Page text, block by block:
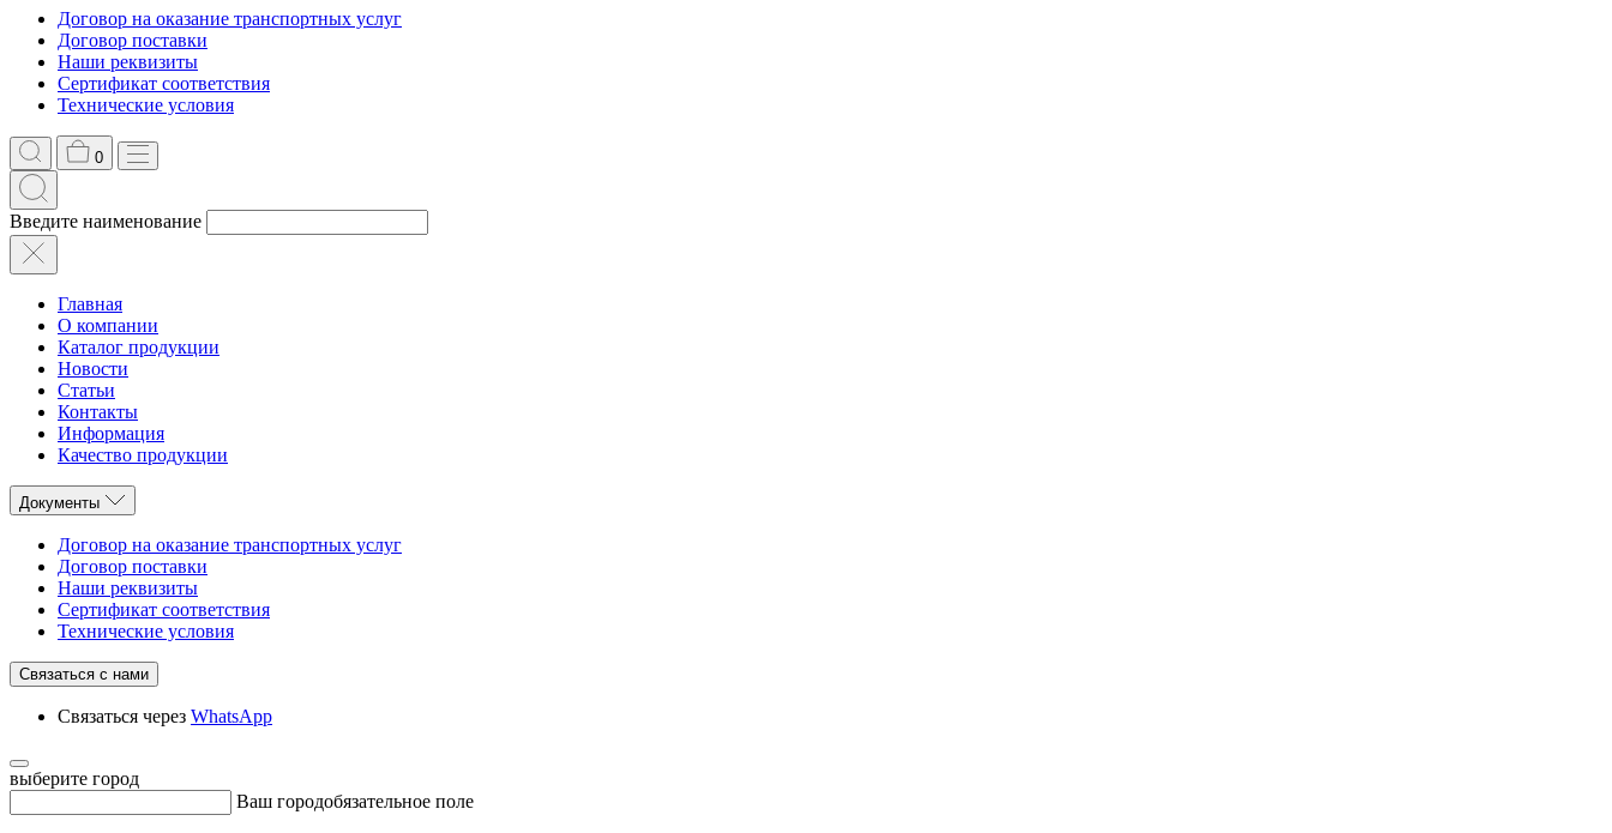
Договор на оказание транспортных услуг
Договор поставки
Наши реквизиты
Сертификат соответствия
Технические условия
0
Введите наименование
Главная
О компании
Каталог продукции
Новости
Статьи
Контакты
Информация
Качество продукции
Документы
Договор на оказание транспортных услуг
Договор поставки
Наши реквизиты
Сертификат соответствия
Технические условия
Связаться с нами
Связаться через WhatsApp
выберите город
Ваш городобязательное поле